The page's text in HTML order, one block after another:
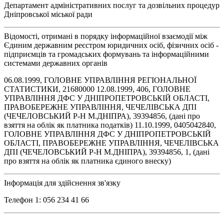
Департамент адміністративних послуг та дозвільних процедур
Дніпровської міської ради
Відомості, отримані в порядку інформаційної взаємодії між
Єдиним державним реєстром юридичних осіб, фізичних осіб -
підприємців та громадських формувань та інформаційними
системами державних органів
06.08.1999, ГОЛОВНЕ УПРАВЛІННЯ РЕГІОНАЛЬНОЇ
СТАТИСТИКИ, 21680000 12.08.1999, 406, ГОЛОВНЕ
УПРАВЛIННЯ ДФС У ДНIПРОПЕТРОВСЬКIЙ ОБЛАСТI,
ПРАВОБЕРЕЖНЕ УПРАВЛIННЯ, ЧЕЧЕЛIВСЬКА ДПI
(ЧЕЧЕЛОВСЬКИЙ Р-Н М.ДНIПРА), 39394856, (дані про
взяття на облік як платника податків) 11.10.1999, 0405042840,
ГОЛОВНЕ УПРАВЛIННЯ ДФС У ДНIПРОПЕТРОВСЬКIЙ
ОБЛАСТI, ПРАВОБЕРЕЖНЕ УПРАВЛIННЯ, ЧЕЧЕЛIВСЬКА
ДПI (ЧЕЧЕЛОВСЬКИЙ Р-Н М.ДНIПРА), 39394856, 1, (дані
про взяття на облік як платника єдиного внеску)
Інформація для здійснення зв'язку
Телефон 1: 056 234 41 66